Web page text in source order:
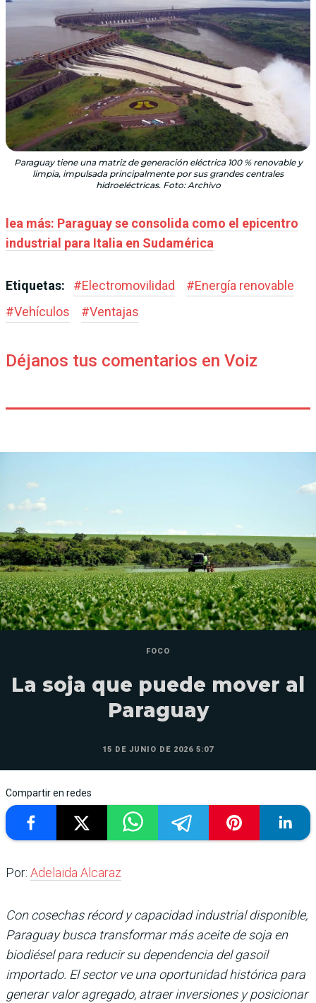
Paraguay tiene una matriz de generación eléctrica 100 % renovable y
limpia, impulsada principalmente por sus grandes centrales
hidroeléctricas. Foto: Archivo
lea más: Paraguay se consolida como el epicentro
industrial para Italia en Sudamérica
Etiquetas: #Electromovilidad #Energía renovable
#Vehículos #Ventajas
Déjanos tus comentarios en Voiz
FOCO
La soja que puede mover al
Paraguay
15 DE JUNIO DE 2026 5:07
Compartir en redes
Por: Adelaida Alcaraz
Con cosechas récord y capacidad industrial disponible,
Paraguay busca transformar más aceite de soja en
biodiésel para reducir su dependencia del gasoil
importado. El sector ve una oportunidad histórica para
generar valor agregado, atraer inversiones y posicionar